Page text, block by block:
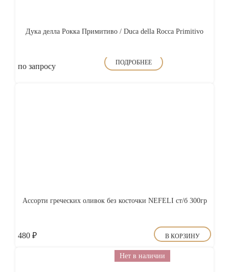
Дука делла Рокка Примитиво / Duca della Rocca Primitivo
по запросу ПОДРОБНЕЕ
Ассорти греческих оливок без косточки NEFELI ст/б 300гр
480 ₽ В КОРЗИНУ
Нет в наличии